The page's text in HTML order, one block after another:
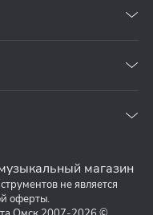
не является
оферты.